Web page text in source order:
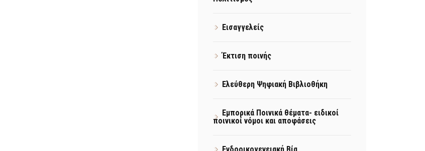
Εισαγγελείς
Έκτιση ποινής
Ελεύθερη Ψηφιακή Βιβλιοθήκη
Εμπορικά Ποινικά θέματα- ειδικοί
ποινικοί νόμοι και αποφάσεις